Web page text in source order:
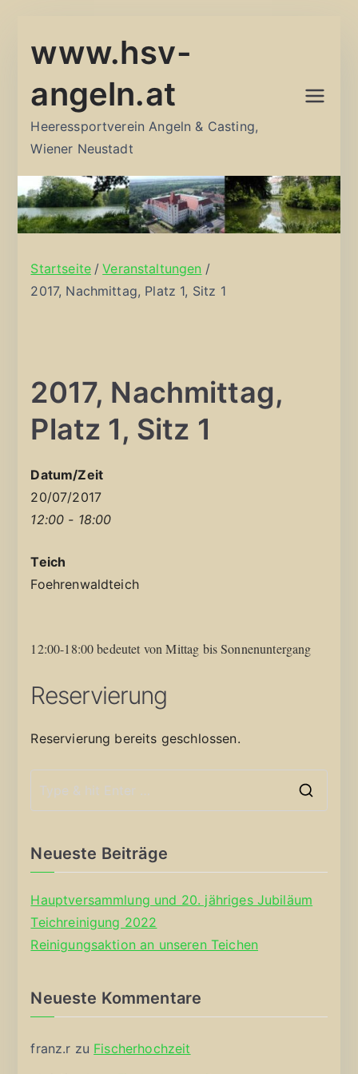
Inhalt
www.hsv-
angeln.at
Heeressportverein Angeln & Casting,
Wiener Neustadt
Startseite
Veranstaltungen
2017, Nachmittag, Platz 1, Sitz 1
2017, Nachmittag,
Platz 1, Sitz 1
Datum/Zeit
20/07/2017
12:00 - 18:00
Teich
Foehrenwaldteich
12:00-18:00 bedeutet von Mittag bis Sonnenuntergang
Reservierung
Reservierung bereits geschlossen.
Neueste Beiträge
Hauptversammlung und 20. jähriges Jubiläum
Teichreinigung 2022
Reinigungsaktion an unseren Teichen
Neueste Kommentare
franz.r zu Fischerhochzeit